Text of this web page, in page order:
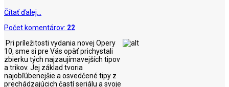
Čítať ďalej…
Počet komentárov: 22
Pri príležitosti vydania novej Opery
10, sme si pre Vás opäť prichystali
zbierku tých najzaujímavejších tipov
a trikov. Jej základ tvoria
najobľúbenejšie a osvedčené tipy z
prechádzajúcich častí seriálu a svoje